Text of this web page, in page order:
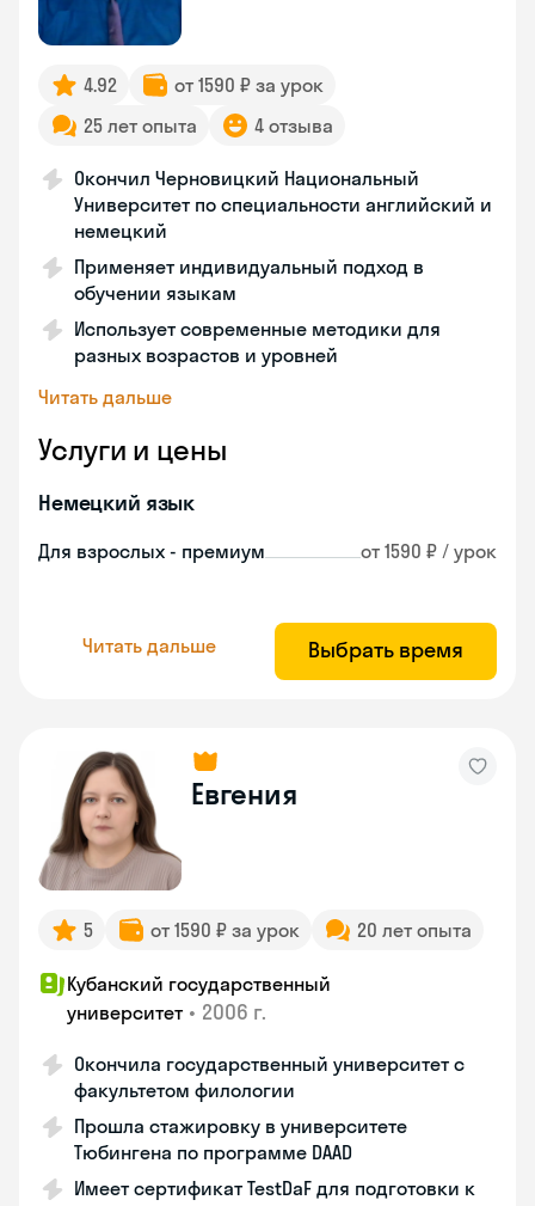
4.92
от 1590 ₽ за урок
25 лет опыта
4 отзыва
Окончил Черновицкий Национальный
Университет по специальности английский и
немецкий
Применяет индивидуальный подход в
обучении языкам
Использует современные методики для
разных возрастов и уровней
Читать дальше
Услуги и цены
Немецкий язык
Для взрослых - премиум от 1590 ₽ / урок
Читать дальше Выбрать время
Евгения
5 от 1590 ₽ за урок 20 лет опыта
Кубанский государственный
университет • 2006 г.
Окончила государственный университет с
факультетом филологии
Прошла стажировку в университете
Тюбингена по программе DAAD
Имеет сертификат TestDaF для подготовки к